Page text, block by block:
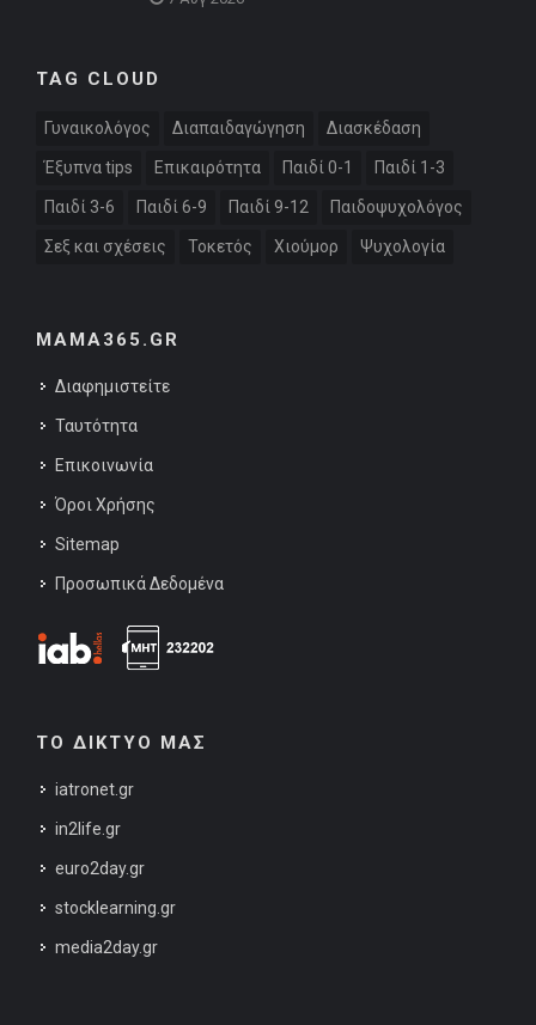
TAG CLOUD
Γυναικολόγος Διαπαιδαγώγηση Διασκέδαση
Έξυπνα tips Επικαιρότητα Παιδί 0-1 Παιδί 1-3
Παιδί 3-6 Παιδί 6-9 Παιδί 9-12 Παιδοψυχολόγος
Σεξ και σχέσεις Τοκετός Χιούμορ Ψυχολογία
MAMA365.GR
Διαφημιστείτε
Ταυτότητα
Επικοινωνία
Όροι Χρήσης
Sitemap
Προσωπικά Δεδομένα
ΤΟ ΔΙΚΤΥΟ ΜΑΣ
iatronet.gr
in2life.gr
euro2day.gr
stocklearning.gr
media2day.gr